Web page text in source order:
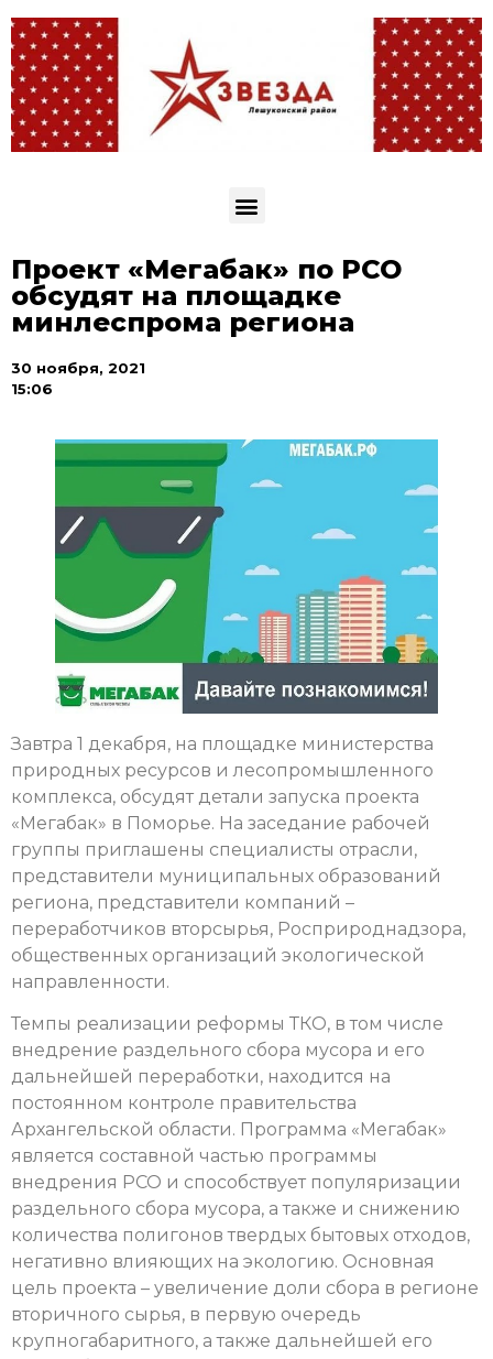
Проект «Мегабак» по РСО
обсудят на площадке
минлеспрома региона
30 ноября, 2021
15:06
Завтра 1 декабря, на площадке министерства
природных ресурсов и лесопромышленного
комплекса, обсудят детали запуска проекта
«Мегабак» в Поморье. На заседание рабочей
группы приглашены специалисты отрасли,
представители муниципальных образований
региона, представители компаний –
переработчиков вторсырья, Росприроднадзора,
общественных организаций экологической
направленности.
Темпы реализации реформы ТКО, в том числе
внедрение раздельного сбора мусора и его
дальнейшей переработки, находится на
постоянном контроле правительства
Архангельской области. Программа «Мегабак»
является составной частью программы
внедрения РСО и способствует популяризации
раздельного сбора мусора, а также и снижению
количества полигонов твердых бытовых отходов,
негативно влияющих на экологию. Основная
цель проекта – увеличение доли сбора в регионе
вторичного сырья, в первую очередь
крупногабаритного, а также дальнейшей его